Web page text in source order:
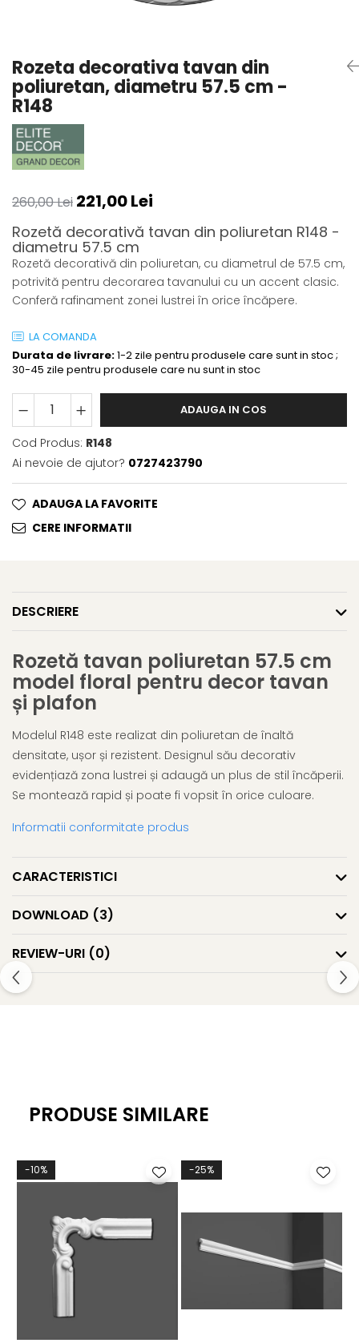
Seturi complete pilastri
Profile decorative din polimer
rigid
Brauri decorative din polimer rigid
si coltare
Cornise decorative din polimer
Plinte decorative din polimer rigid
Rozete decorative
Rozeta decorativa tavan din
poliuretan, diametru 57.5 cm -
R148
260,00 Lei 221,00 Lei
Rozetă decorativă tavan din poliuretan R148 -
diametru 57.5 cm
Rozetă decorativă din poliuretan, cu diametrul de 57.5 cm,
potrivită pentru decorarea tavanului cu un accent clasic.
Conferă rafinament zonei lustrei în orice încăpere.
LA COMANDA
Durata de livrare:1-2 zile pentru produsele care sunt in stoc ;
30-45 zile pentru produsele care nu sunt in stoc
ADAUGA IN COS
Cod Produs: R148
Ai nevoie de ajutor? 0727423790
ADAUGA LA FAVORITE
CERE INFORMATII
DESCRIERE
Rozetă tavan poliuretan 57.5 cm
model floral pentru decor tavan
și plafon
Modelul R148 este realizat din poliuretan de înaltă
densitate, ușor și rezistent. Designul său decorativ
evidențiază zona lustrei și adaugă un plus de stil încăperii.
Se montează rapid și poate fi vopsit în orice culoare.
Informatii conformitate produs
CARACTERISTICI
DOWNLOAD (3)
REVIEW-URI (0)
PRODUSE SIMILARE
-10% -25%